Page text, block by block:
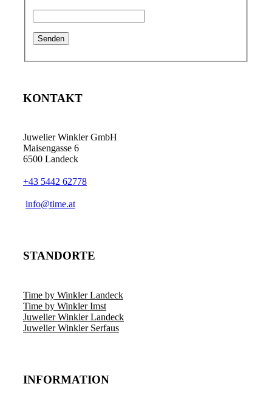
KONTAKT
Juwelier Winkler GmbH
Maisengasse 6
6500 Landeck
+43 5442 62778
info@time.at
STANDORTE
Time by Winkler Landeck
Time by Winkler Imst
Juwelier Winkler Landeck
Juwelier Winkler Serfaus
INFORMATION